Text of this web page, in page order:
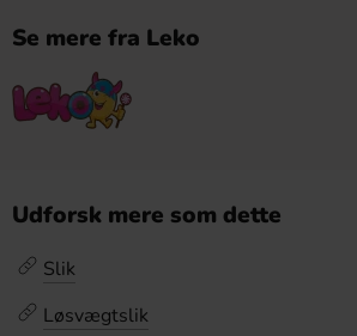
Se mere fra Leko
Udforsk mere som dette
Slik
Løsvægtslik